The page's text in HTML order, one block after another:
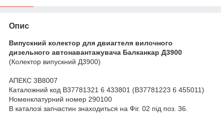
Опис
Випускний колектор для двиагтеля вилочного
дизельного автонавантажувача Балканкар Д3900
(Колектор випускний Д3900)
АПЕКС 3B8007
Каталожний код В37781321 6 433801 (В37781223 6 455011)
Номенклатурний номер 290100
В каталозі запчастин знаходиться на Фіг. 02 під поз. 36.